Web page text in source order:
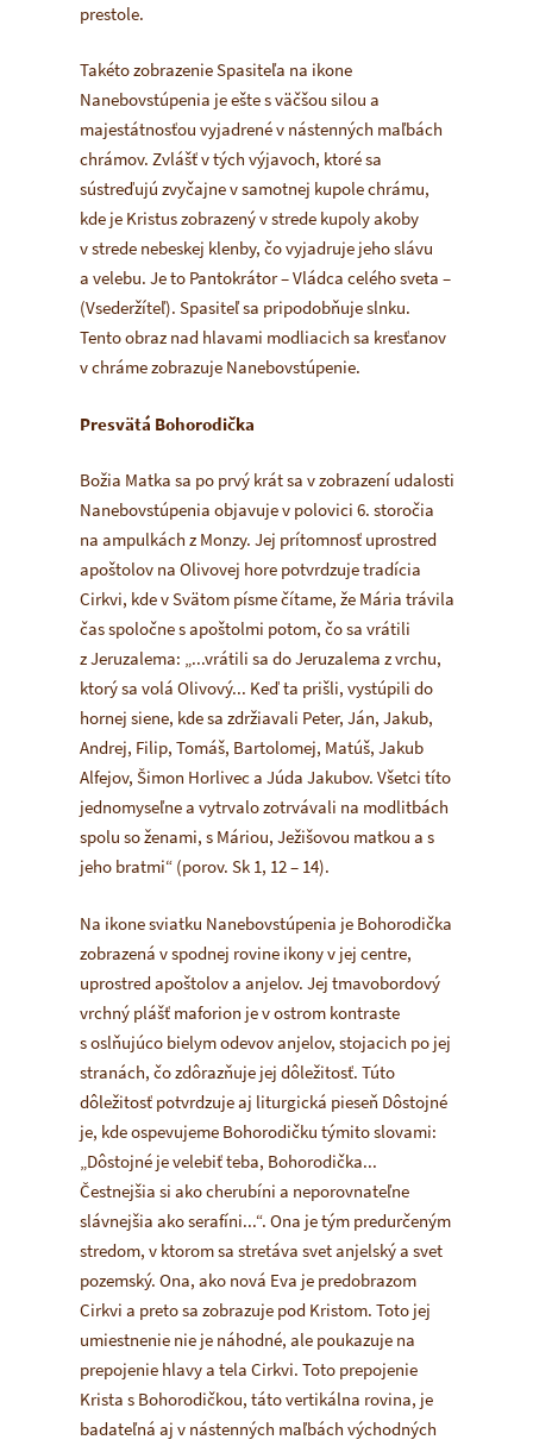
prestole.
Takéto zobrazenie Spasiteľa na ikone
Nanebovstúpenia je ešte s väčšou silou a
majestátnosťou vyjadrené v nástenných maľbách
chrámov. Zvlášť v tých výjavoch, ktoré sa
sústreďujú zvyčajne v samotnej kupole chrámu,
kde je Kristus zobrazený v strede kupoly akoby
v strede nebeskej klenby, čo vyjadruje jeho slávu
a velebu. Je to Pantokrátor – Vládca celého sveta –
(Vsederžíteľ). Spasiteľ sa pripodobňuje slnku.
Tento obraz nad hlavami modliacich sa kresťanov
v chráme zobrazuje Nanebovstúpenie.
Presvätá Bohorodička
Božia Matka sa po prvý krát sa v zobrazení udalosti
Nanebovstúpenia objavuje v polovici 6. storočia
na ampulkách z Monzy. Jej prítomnosť uprostred
apoštolov na Olivovej hore potvrdzuje tradícia
Cirkvi, kde v Svätom písme čítame, že Mária trávila
čas spoločne s apoštolmi potom, čo sa vrátili
z Jeruzalema: „...vrátili sa do Jeruzalema z vrchu,
ktorý sa volá Olivový... Keď ta prišli, vystúpili do
hornej siene, kde sa zdržiavali Peter, Ján, Jakub,
Andrej, Filip, Tomáš, Bartolomej, Matúš, Jakub
Alfejov, Šimon Horlivec a Júda Jakubov. Všetci títo
jednomyseľne a vytrvalo zotrvávali na modlitbách
spolu so ženami, s Máriou, Ježišovou matkou a s
jeho bratmi“(porov. Sk 1, 12 – 14).
Na ikone sviatku Nanebovstúpenia je Bohorodička
zobrazená v spodnej rovine ikony v jej centre,
uprostred apoštolov a anjelov. Jej tmavobordový
vrchný plášť maforion je v ostrom kontraste
s oslňujúco bielym odevov anjelov, stojacich po jej
stranách, čo zdôrazňuje jej dôležitosť. Túto
dôležitosť potvrdzuje aj liturgická pieseň Dôstojné
je, kde ospevujeme Bohorodičku týmito slovami:
„Dôstojné je velebiť teba, Bohorodička...
Čestnejšia si ako cherubíni a neporovnateľne
slávnejšia ako serafíni...“. Ona je tým predurčeným
stredom, v ktorom sa stretáva svet anjelský a svet
pozemský. Ona, ako nová Eva je predobrazom
Cirkvi a preto sa zobrazuje pod Kristom. Toto jej
umiestnenie nie je náhodné, ale poukazuje na
prepojenie hlavy a tela Cirkvi. Toto prepojenie
Krista s Bohorodičkou, táto vertikálna rovina, je
badateľná aj v nástenných maľbách východných